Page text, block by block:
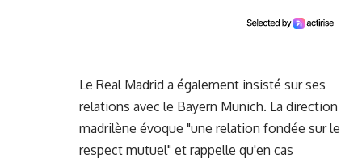
Le Real Madrid a également insisté sur ses
relations avec le Bayern Munich. La direction
madrilène évoque "une relation fondée sur le
respect mutuel" et rappelle qu'en cas